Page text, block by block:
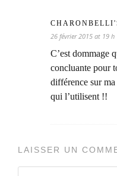
26 février 2015 at 19
C’est dommage
concluante pour
différence sur ma
qui l’utilisent !!
LAISSER UN